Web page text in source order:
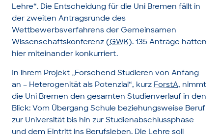
Lehre“. Die Entscheidung für die Uni Bremen fällt in
der zweiten Antragsrunde des
Wettbewerbsverfahrens der Gemeinsamen
Wissenschaftskonferenz (GWK). 135 Anträge hatten
hier miteinander konkurriert.
In ihrem Projekt „Forschend Studieren von Anfang
an – Heterogenität als Potenzial“, kurz ForstA, nimmt
die Uni Bremen den gesamten Studienverlauf in den
Blick: Vom Übergang Schule beziehungsweise Beruf
zur Universität bis hin zur Studienabschlussphase
und dem Eintritt ins Berufsleben. Die Lehre soll